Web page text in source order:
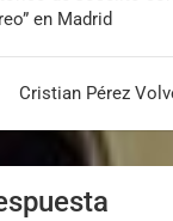
en Madrid
Cristian Pérez